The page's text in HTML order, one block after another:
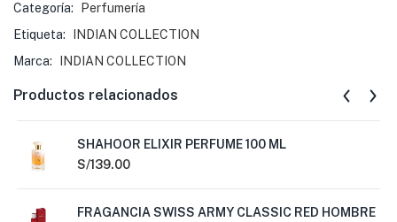
Categoría:
Perfumería
Etiqueta:
INDIAN COLLECTION
Marca:
INDIAN COLLECTION
Productos relacionados
SHAHOOR ELIXIR PERFUME 100 ML
S/139.00
FRAGANCIA SWISS ARMY CLASSIC RED HOMBRE